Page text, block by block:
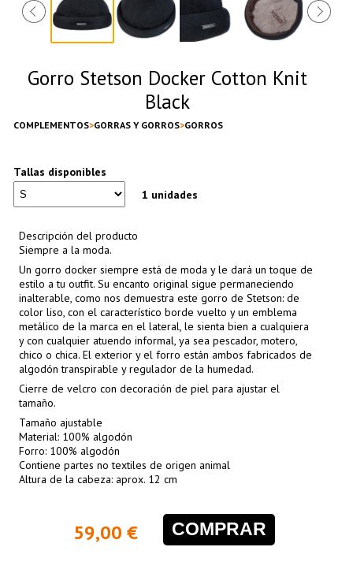
Gorro Stetson Docker Cotton Knit
Black
COMPLEMENTOS GORRAS Y GORROS GORROS
Tallas disponibles
1 unidades
Descripción del producto
Siempre a la moda.
Un gorro docker siempre está de moda y le dará un toque de
estilo a tu outfit. Su encanto original sigue permaneciendo
inalterable, como nos demuestra este gorro de Stetson: de
color liso, con el característico borde vuelto y un emblema
metálico de la marca en el lateral, le sienta bien a cualquiera
y con cualquier atuendo informal, ya sea pescador, motero,
chico o chica. El exterior y el forro están ambos fabricados de
algodón transpirable y regulador de la humedad.
Cierre de velcro con decoración de piel para ajustar el
tamaño.
Tamaño ajustable
Material: 100% algodón
Forro: 100% algodón
Contiene partes no textiles de origen animal
Altura de la cabeza: aprox. 12 cm
59,00 € COMPRAR